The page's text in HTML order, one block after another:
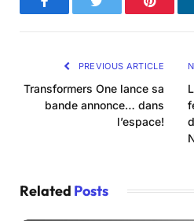
FacebookTwitter
PREVIOUS ARTICLE
Transformers One lance sa
bande annonce… dans
l’espace!
Related Posts